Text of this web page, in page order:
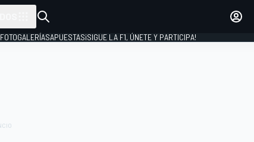
FOTOGALERÍASAPUESTAS¡SIGUE LA F1, ÚNETE Y PARTICIPA!